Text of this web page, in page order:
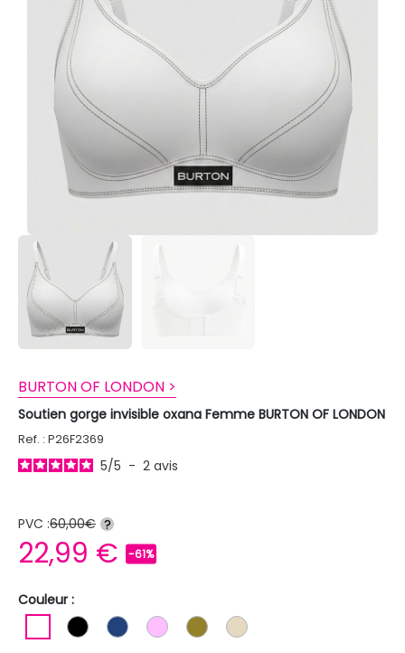
BURTON OF LONDON >
Soutien gorge invisible oxana Femme BURTON OF LONDON
Ref. : P26F2369
5/5 - 2 avis
PVC :60,00€ ?
22,99 € -61%
Couleur :
BLANCNOIR BLEU FONCE
ROSE CLAIR
KAKI BEIGE